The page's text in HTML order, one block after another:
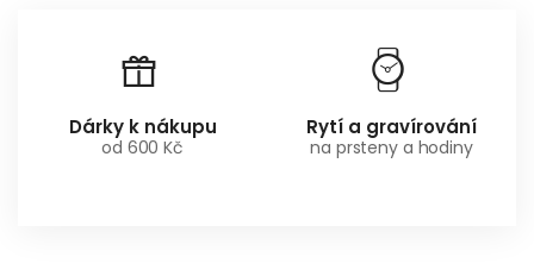
Dárky k nákupu
od 600 Kč
Rytí a gravírování
na prsteny a hodiny